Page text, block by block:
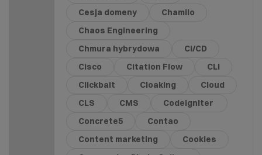
Cesja domeny
Chamilo
Chaos Engineering
Chmura hybrydowa
CI/CD
Cisco
Citation Flow
CLI
Clickbait
Cloaking
Cloud
CLS
CMS
CodeIgniter
Concrete5
Contao
Content marketing
Cookies